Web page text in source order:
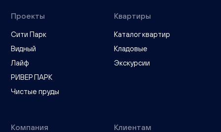
Проекты
Сити Парк
Видный
Лайф
РИВЕР ПАРК
Чистые пруды
Квартиры
Каталог квартир
Кладовые
Экскурсии
Компания Клиентам